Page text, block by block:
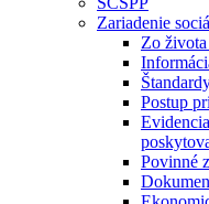
Zariadenie
Zo
Postup
Povinné